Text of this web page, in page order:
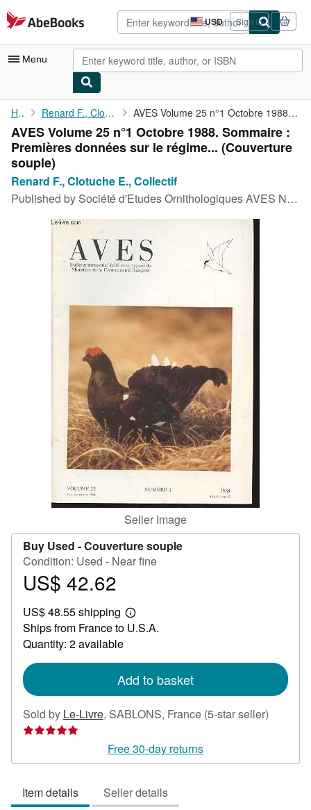
Skip to main content
AbeBooks.com USD
Site
shopping
preferences
Sign in
Menu
My Account
My Purchases
Advanced Search
Browse Collections
Art & Collectibles
CLOSE
Home Renard F., Clotuche E., Collectif AVES Volume 25 n°1 Octobre 1988. Sommaire : Premières données ...
AVES Volume 25 n°1 Octobre 1988. Sommaire :
Premières données sur le régime... (Couverture
souple)
Renard F., Clotuche E., Collectif
Published by Société d'Etudes Ornithologiques AVES Non daté
Seller Image
Buy Used -Couverture souple
Condition: Used - Near fine
Price
42.62
US$ 42.62
US$ 48.55 shipping
Learn
more
Ships from France to U.S.A.
Quantity: 2 available
Add to basket
Sold by Le-Livre, SABLONS, France (5-star seller)
out
Free 30-day returns
Item details Seller details